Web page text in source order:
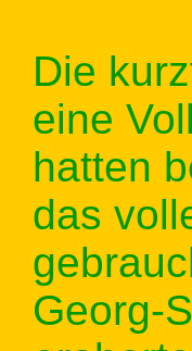
Die
eine
hatten
das
Georg-